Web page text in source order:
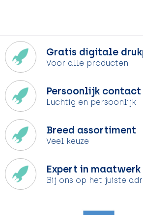
Gratis digitale
Voor alle producten
Persoonlijk contact
Luchtig en persoonlijk
Breed assortiment
Veel keuze
Expert in maatwerk
Bij ons op het juiste